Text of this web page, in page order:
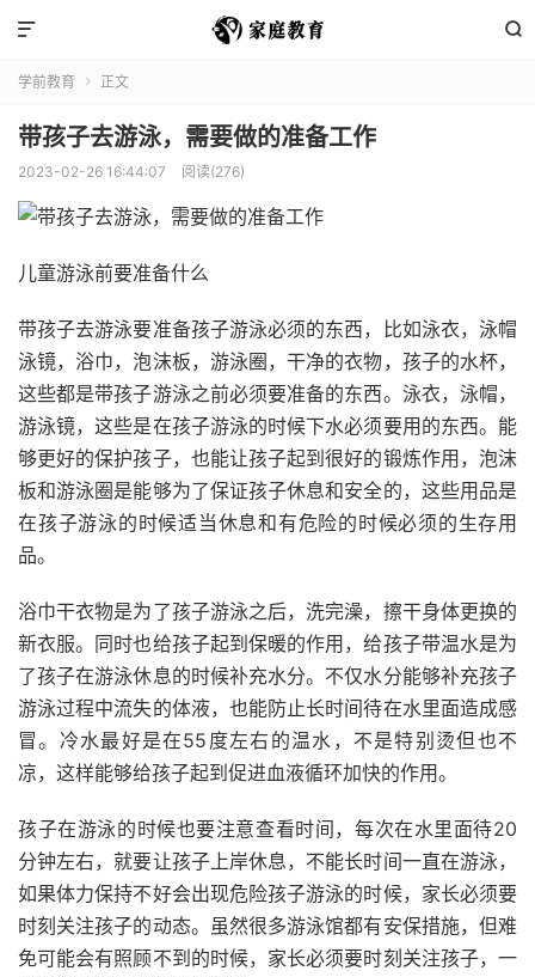


学前教育  正文
带孩子去游泳，需要做的准备工作
2023-02-26 16:44:07 阅读(276)
儿童游泳前要准备什么
带孩子去游泳要准备孩子游泳必须的东西，比如泳衣，泳帽
泳镜，浴巾，泡沫板，游泳圈，干净的衣物，孩子的水杯，
这些都是带孩子游泳之前必须要准备的东西。泳衣，泳帽，
游泳镜，这些是在孩子游泳的时候下水必须要用的东西。能
够更好的保护孩子，也能让孩子起到很好的锻炼作用，泡沫
板和游泳圈是能够为了保证孩子休息和安全的，这些用品是
在孩子游泳的时候适当休息和有危险的时候必须的生存用
品。
浴巾干衣物是为了孩子游泳之后，洗完澡，擦干身体更换的
新衣服。同时也给孩子起到保暖的作用，给孩子带温水是为
了孩子在游泳休息的时候补充水分。不仅水分能够补充孩子
游泳过程中流失的体液，也能防止长时间待在水里面造成感
冒。冷水最好是在55度左右的温水，不是特别烫但也不
凉，这样能够给孩子起到促进血液循环加快的作用。
孩子在游泳的时候也要注意查看时间，每次在水里面待20
分钟左右，就要让孩子上岸休息，不能长时间一直在游泳，
如果体力保持不好会出现危险孩子游泳的时候，家长必须要
时刻关注孩子的动态。虽然很多游泳馆都有安保措施，但难
免可能会有照顾不到的时候，家长必须要时刻关注孩子，一